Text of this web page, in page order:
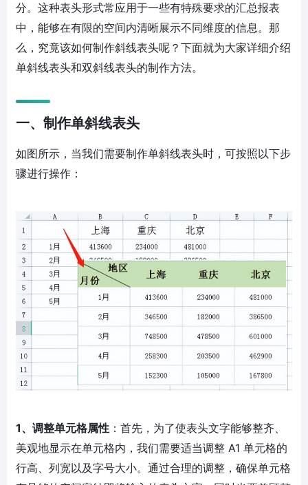
分。这种表头形式常应用于一些有特殊要求的汇总报表
中，能够在有限的空间内清晰展示不同维度的信息。那
么，究竟该如何制作斜线表头呢？下面就为大家详细介绍
单斜线表头和双斜线表头的制作方法。
一、制作单斜线表头
如图所示，当我们需要制作单斜线表头时，可按照以下步
骤进行操作：
1、调整单元格属性 ：首先，为了使表头文字能够整齐、
美观地显示在单元格内，我们需要适当调整 A1 单元格的
行高、列宽以及字号大小。通过合理的调整，确保单元格